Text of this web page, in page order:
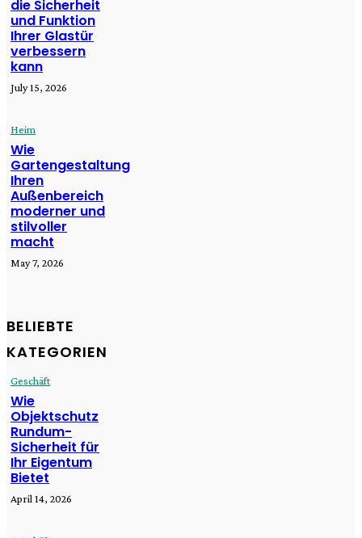
die Sicherheit
und Funktion
Ihrer Glastür
verbessern
kann
July 15, 2026
Heim
Wie
Gartengestaltung
Ihren
Außenbereich
moderner und
stilvoller
macht
May 7, 2026
BELIEBTE
KATEGORIEN
Geschäft
Wie
Objektschutz
Rundum-
Sicherheit für
Ihr Eigentum
Bietet
April 14, 2026